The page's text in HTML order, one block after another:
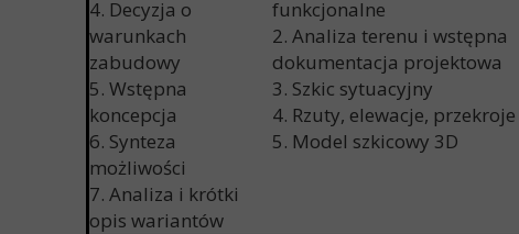
4. Decyzja o
warunkach
zabudowy
5. Wstępna
koncepcja
6. Synteza
możliwości
7. Analiza i krótki
opis wariantów
funkcjonalne
2. Analiza terenu i wstępna
dokumentacja projektowa
3. Szkic sytuacyjny
4. Rzuty, elewacje, przekroje
5. Model szkicowy 3D